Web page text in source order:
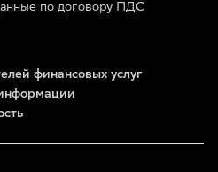
по договору ПДС
финансовых услуг